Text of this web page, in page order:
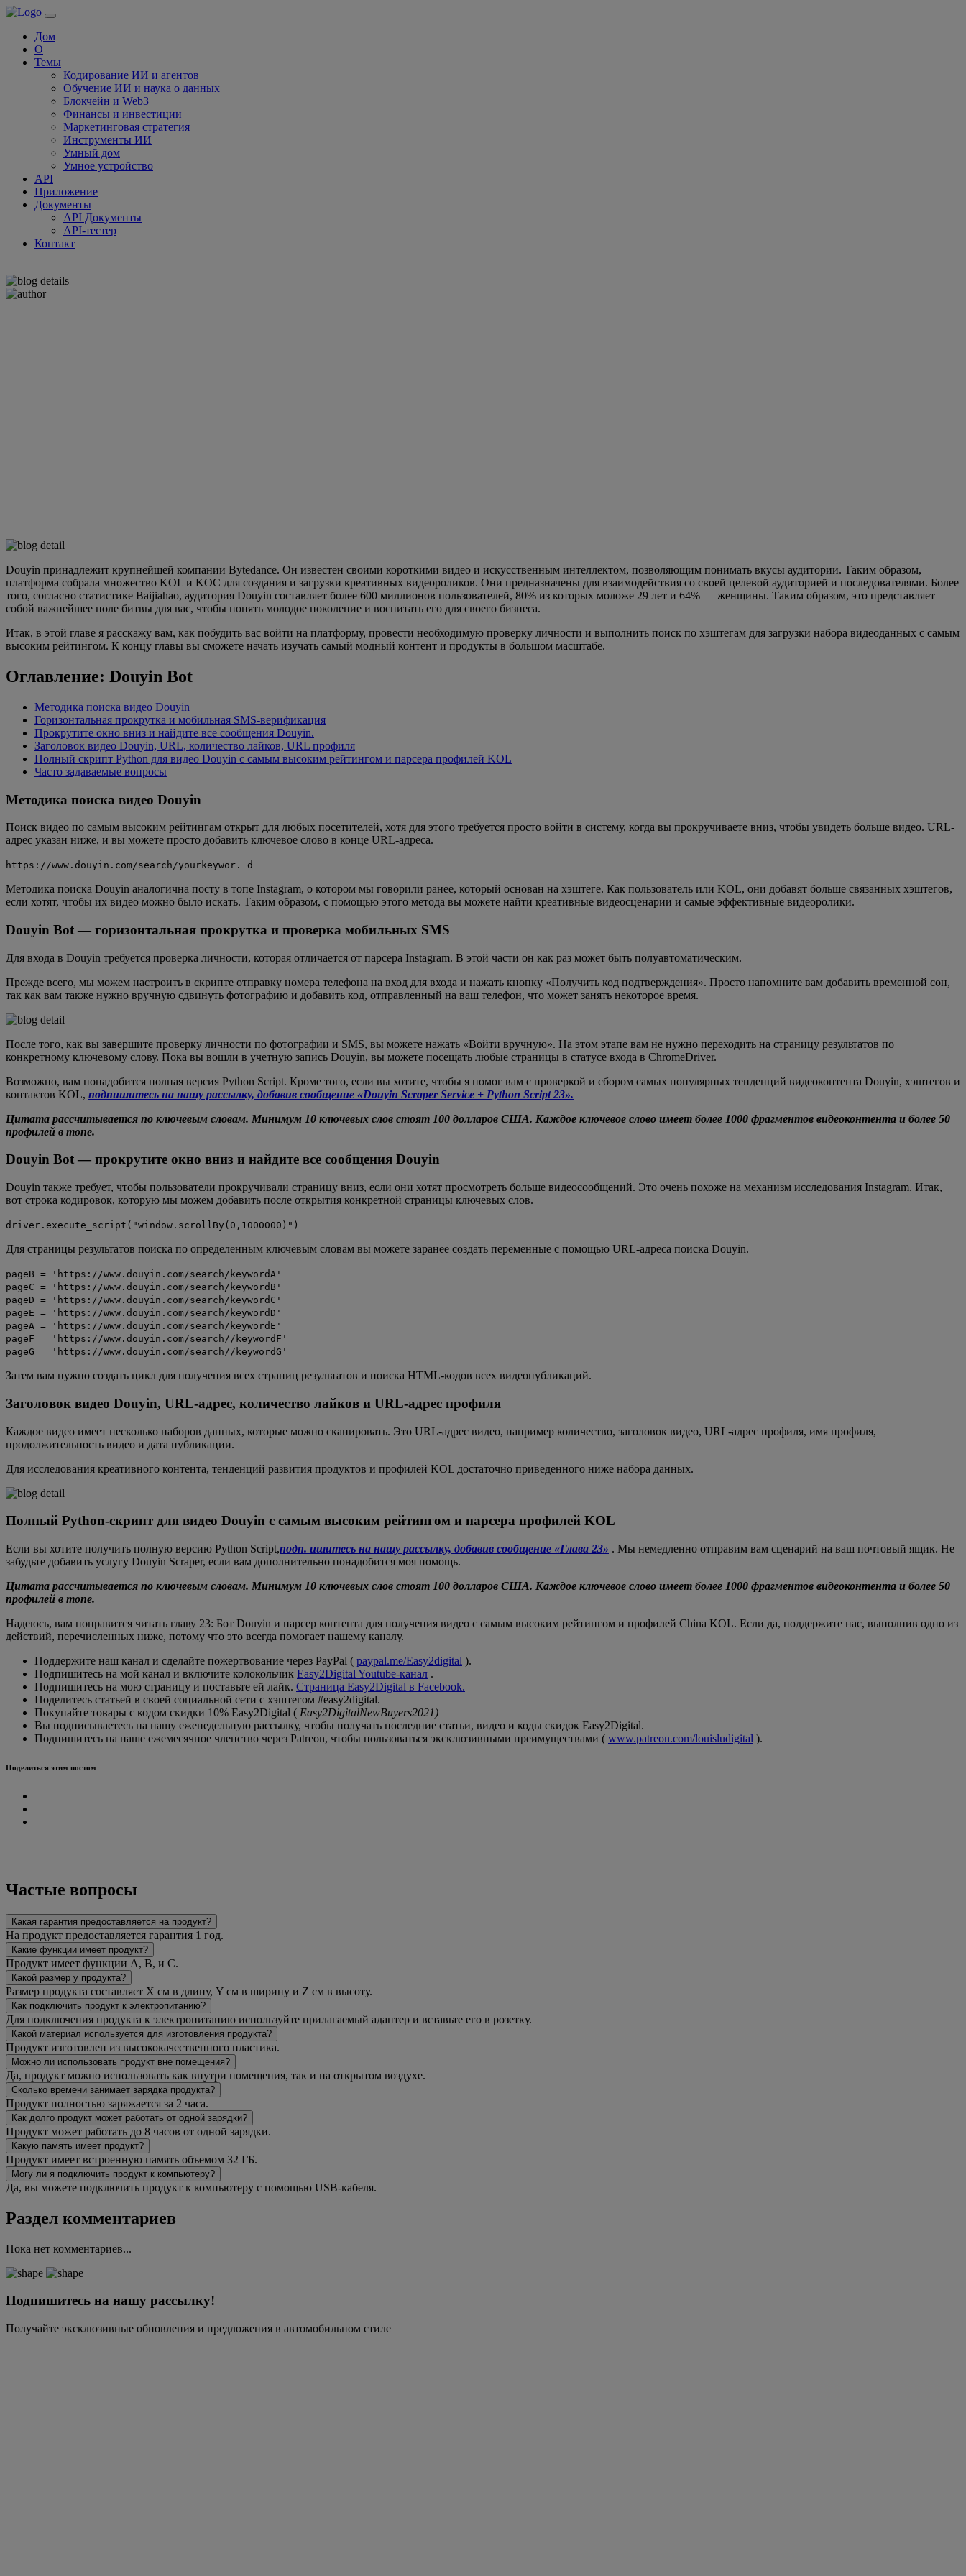
Дом
О
Темы
Кодирование ИИ и агентов
Обучение ИИ и наука о данных
Блокчейн и Web3
Финансы и инвестиции
Маркетинговая стратегия
Инструменты ИИ
Умный дом
Умное устройство
API
Приложение
Документы
API Документы
API-тестер
Контакт
Douyin принадлежит крупнейшей компании Bytedance. Он известен своими короткими видео и искусственным интеллектом, позволяющим понимать вкусы аудитории. Таким образом,
платформа собрала множество KOL и KOC для создания и загрузки креативных видеороликов. Они предназначены для взаимодействия со своей целевой аудиторией и последователями. Более
того, согласно статистике Baijiahao, аудитория Douyin составляет более 600 миллионов пользователей, 80% из которых моложе 29 лет и 64% — женщины. Таким образом, это представляет
собой важнейшее поле битвы для вас, чтобы понять молодое поколение и воспитать его для своего бизнеса.
Итак, в этой главе я расскажу вам, как побудить вас войти на платформу, провести необходимую проверку личности и выполнить поиск по хэштегам для загрузки набора видеоданных с самым
высоким рейтингом. К концу главы вы сможете начать изучать самый модный контент и продукты в большом масштабе.
Оглавление: Douyin Bot
Методика поиска видео Douyin
Горизонтальная прокрутка и мобильная SMS-верификация
Прокрутите окно вниз и найдите все сообщения Douyin.
Заголовок видео Douyin, URL, количество лайков, URL профиля
Полный скрипт Python для видео Douyin с самым высоким рейтингом и парсера профилей KOL
Часто задаваемые вопросы
Методика поиска видео Douyin
Поиск видео по самым высоким рейтингам открыт для любых посетителей, хотя для этого требуется просто войти в систему, когда вы прокручиваете вниз, чтобы увидеть больше видео. URL-
адрес указан ниже, и вы можете просто добавить ключевое слово в конце URL-адреса.
https://www.douyin.com/search/yourkeywor. d
Методика поиска Douyin аналогична посту в топе Instagram, о котором мы говорили ранее, который основан на хэштеге. Как пользователь или KOL, они добавят больше связанных хэштегов,
если хотят, чтобы их видео можно было искать. Таким образом, с помощью этого метода вы можете найти креативные видеосценарии и самые эффективные видеоролики.
Douyin Bot — горизонтальная прокрутка и проверка мобильных SMS
Для входа в Douyin требуется проверка личности, которая отличается от парсера Instagram. В этой части он как раз может быть полуавтоматическим.
Прежде всего, мы можем настроить в скрипте отправку номера телефона на вход для входа и нажать кнопку «Получить код подтверждения». Просто напомните вам добавить временной сон,
так как вам также нужно вручную сдвинуть фотографию и добавить код, отправленный на ваш телефон, что может занять некоторое время.
После того, как вы завершите проверку личности по фотографии и SMS, вы можете нажать «Войти вручную». На этом этапе вам не нужно переходить на страницу результатов по
конкретному ключевому слову. Пока вы вошли в учетную запись Douyin, вы можете посещать любые страницы в статусе входа в ChromeDriver.
Возможно, вам понадобится полная версия Python Script. Кроме того, если вы хотите, чтобы я помог вам с проверкой и сбором самых популярных тенденций видеоконтента Douyin, хэштегов и
контактов KOL, подпишитесь на нашу рассылку, добавив сообщение «Douyin Scraper Service + Python Script 23».
Цитата рассчитывается по ключевым словам. Минимум 10 ключевых слов стоят 100 долларов США. Каждое ключевое слово имеет более 1000 фрагментов видеоконтента и более 50
профилей в топе.
Douyin Bot — прокрутите окно вниз и найдите все сообщения Douyin
Douyin также требует, чтобы пользователи прокручивали страницу вниз, если они хотят просмотреть больше видеосообщений. Это очень похоже на механизм исследования Instagram. Итак,
вот строка кодировок, которую мы можем добавить после открытия конкретной страницы ключевых слов.
driver.execute_script("window.scrollBy(0,1000000)")
Для страницы результатов поиска по определенным ключевым словам вы можете заранее создать переменные с помощью URL-адреса поиска Douyin.
pageB = 'https://www.douyin.com/search/keywordA'
pageC = 'https://www.douyin.com/search/keywordB'
pageD = 'https://www.douyin.com/search/keywordC'
pageE = 'https://www.douyin.com/search/keywordD'
pageA = 'https://www.douyin.com/search/keywordE'
pageF = 'https://www.douyin.com/search//keywordF'
pageG = 'https://www.douyin.com/search//keywordG'
Затем вам нужно создать цикл для получения всех страниц результатов и поиска HTML-кодов всех видеопубликаций.
Заголовок видео Douyin, URL-адрес, количество лайков и URL-адрес профиля
Каждое видео имеет несколько наборов данных, которые можно сканировать. Это URL-адрес видео, например количество, заголовок видео, URL-адрес профиля, имя профиля,
продолжительность видео и дата публикации.
Для исследования креативного контента, тенденций развития продуктов и профилей KOL достаточно приведенного ниже набора данных.
Полный Python-скрипт для видео Douyin с самым высоким рейтингом и парсера профилей KOL
Если вы хотите получить полную версию Python Script,подп. ишитесь на нашу рассылку, добавив сообщение «Глава 23» . Мы немедленно отправим вам сценарий на ваш почтовый ящик. Не
забудьте добавить услугу Douyin Scraper, если вам дополнительно понадобится моя помощь.
Цитата рассчитывается по ключевым словам. Минимум 10 ключевых слов стоят 100 долларов США. Каждое ключевое слово имеет более 1000 фрагментов видеоконтента и более 50
профилей в топе.
Надеюсь, вам понравится читать главу 23: Бот Douyin и парсер контента для получения видео с самым высоким рейтингом и профилей China KOL. Если да, поддержите нас, выполнив одно из
действий, перечисленных ниже, потому что это всегда помогает нашему каналу.
Поддержите наш канал и сделайте пожертвование через PayPal ( paypal.me/Easy2digital ).
Подпишитесь на мой канал и включите колокольчик Easy2Digital Youtube-канал .
Подпишитесь на мою страницу и поставьте ей лайк. Страница Easy2Digital в Facebook.
Поделитесь статьей в своей социальной сети с хэштегом #easy2digital.
Покупайте товары с кодом скидки 10% Easy2Digital ( Easy2DigitalNewBuyers2021)
Вы подписываетесь на нашу еженедельную рассылку, чтобы получать последние статьи, видео и коды скидок Easy2Digital.
Подпишитесь на наше ежемесячное членство через Patreon, чтобы пользоваться эксклюзивными преимуществами ( www.patreon.com/louisludigital ).
Поделиться этим постом
Частые вопросы
Какая гарантия предоставляется на продукт?
На продукт предоставляется гарантия 1 год.
Какие функции имеет продукт?
Продукт имеет функции A, B, и C.
Какой размер у продукта?
Размер продукта составляет X см в длину, Y см в ширину и Z см в высоту.
Как подключить продукт к электропитанию?
Для подключения продукта к электропитанию используйте прилагаемый адаптер и вставьте его в розетку.
Какой материал используется для изготовления продукта?
Продукт изготовлен из высококачественного пластика.
Можно ли использовать продукт вне помещения?
Да, продукт можно использовать как внутри помещения, так и на открытом воздухе.
Сколько времени занимает зарядка продукта?
Продукт полностью заряжается за 2 часа.
Как долго продукт может работать от одной зарядки?
Продукт может работать до 8 часов от одной зарядки.
Какую память имеет продукт?
Продукт имеет встроенную память объемом 32 ГБ.
Могу ли я подключить продукт к компьютеру?
Да, вы можете подключить продукт к компьютеру с помощью USB-кабеля.
Раздел комментариев
Пока нет комментариев...
Подпишитесь на нашу рассылку!
Получайте эксклюзивные обновления и предложения в автомобильном стиле